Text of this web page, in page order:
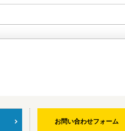
お問い合わせフォーム